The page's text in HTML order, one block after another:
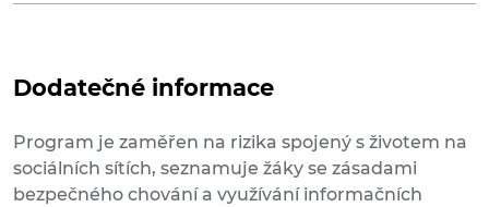
Dodatečné informace
Program je zaměřen na rizika spojený s životem na
sociálních sítích, seznamuje žáky se zásadami
bezpečného chování a využívání informačních